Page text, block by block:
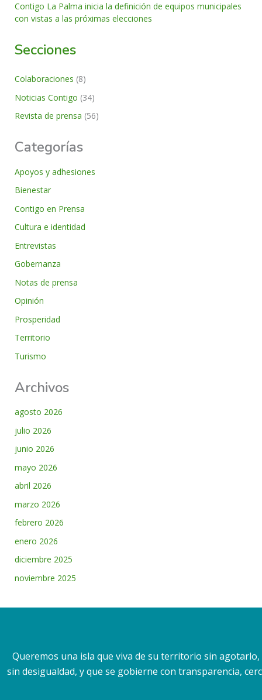
Contigo La Palma inicia la definición de equipos municipales
con vistas a las próximas elecciones
Secciones
Colaboraciones (8)
Noticias Contigo (34)
Revista de prensa (56)
Categorías
Apoyos y adhesiones
Bienestar
Contigo en Prensa
Cultura e identidad
Entrevistas
Gobernanza
Notas de prensa
Opinión
Prosperidad
Territorio
Turismo
Archivos
agosto 2026
julio 2026
junio 2026
mayo 2026
abril 2026
marzo 2026
febrero 2026
enero 2026
diciembre 2025
noviembre 2025
Queremos una isla que viva de su territorio sin
sin desigualdad, y que se gobierne con transparencia,